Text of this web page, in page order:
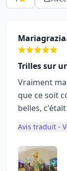
Mariagrazia
Trilles sur
Vraiment
que ce soit
belles,
Avis traduit -